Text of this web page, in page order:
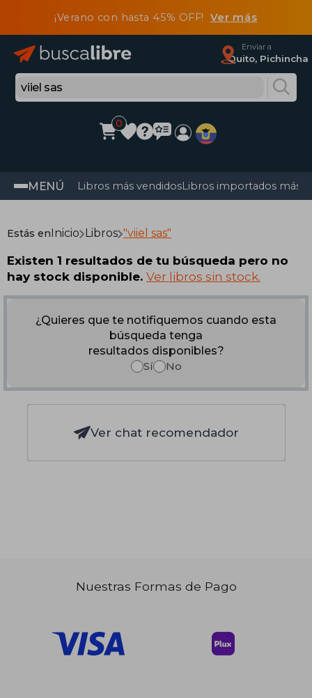
¡Verano con hasta 45% OFF! Ver más
Enviar a
Quito, Pichincha
0
MENÚ Libros más vendidosLibros importados más
Estás enInicio Libros "viiel sas"
Existen 1 resultados de tu búsqueda pero no
hay stock disponible. Ver libros sin stock.
¿Quieres que te notifiquemos cuando esta
búsqueda tenga
resultados disponibles?
Sí
No
Ver chat recomendador
Nuestras Formas de Pago